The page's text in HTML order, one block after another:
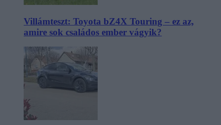
Villámteszt: Toyota bZ4X Touring – ez az,
amire sok családos ember vágyik?